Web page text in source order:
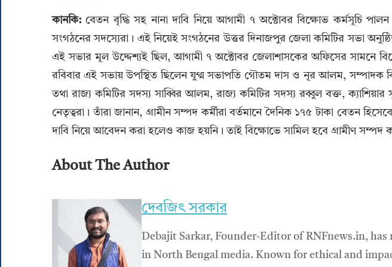
কানকি: বেতন বৃদ্ধি সহ নানা দাবি নিয়ে আগামী ৭ অক্টোবর বিক্ষোভ কর্মসূচি
সংগঠনের সদস্যেরা। এই নিয়েই সংগঠনের উত্তর দিনাজপুর জেলা কমিটির সভা
এই সভার মূল উদ্দেশ্যই ছিল, আগামী ৭ অক্টোবর জেলাশাসকের অফিসের সামনে
রবিবার এই সভায় উপস্থিত ছিলেন যুগ্ম সভাপতি গৌতম দাস ও নূর আলম, সম্পাদক
তথা রাজ্য কমিটির সদস্য সাব্বির আলম, রাজ্য কমিটির সদস্য রব্বুল বক্ত, ক্যাশিয়ার
নেতৃত্বরা। তাঁরা জানান, গ্রামীন সম্পদ কর্মীরা বর্তমানে দৈনিক ১৭৫ টাকা বেতন
দাবি নিয়ে আবেদন করা হলেও কাজ হয়নি। তাই বিক্ষোভে সামিল হবে গ্রামীণ সম্পদ
About The Author
দেবজিৎ সরকার
Debajit Sarkar, Founder-Editor of RNFnews.in, has
in North Bengal media. Known for ethical and